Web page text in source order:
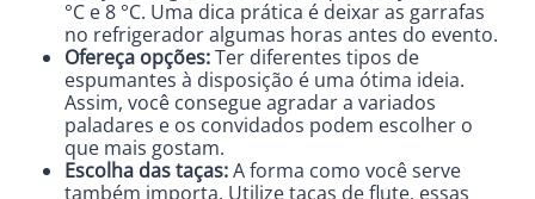
°C e 8 °C. Uma dica prática é deixar as garrafas
no refrigerador algumas horas antes do evento.
Ofereça opções:Ter diferentes tipos de
espumantes à disposição é uma ótima ideia.
Assim, você consegue agradar a variados
paladares e os convidados podem escolher o
que mais gostam.
Escolha das taças:A forma como você serve
também importa. Utilize taças de flute, essas